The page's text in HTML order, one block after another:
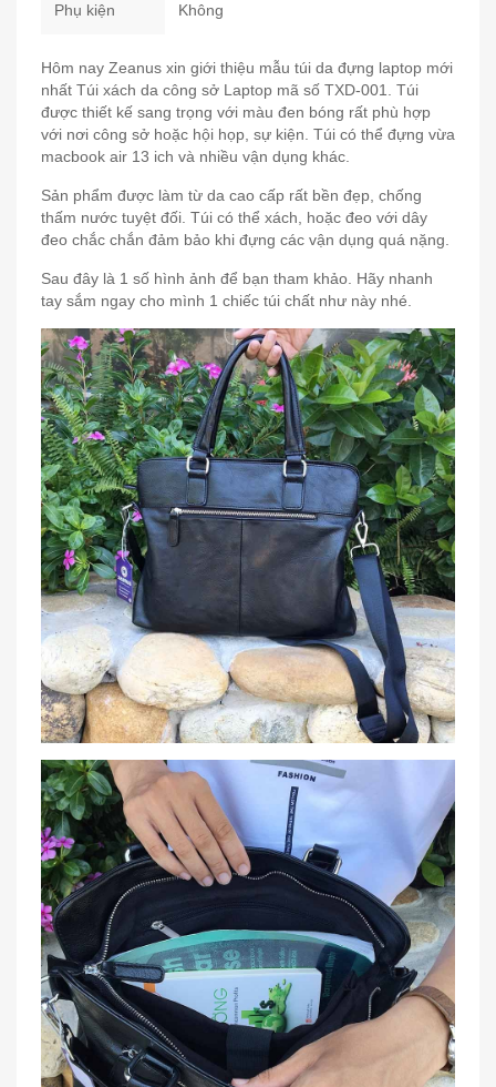
Phụ kiện Không
Hôm nay Zeanus xin giới thiệu mẫu túi da đựng laptop mới
nhất Túi xách da công sở Laptop mã số TXD-001. Túi
được thiết kế sang trọng với màu đen bóng rất phù hợp
với nơi công sở hoặc hội họp, sự kiện. Túi có thể đựng vừa
macbook air 13 ich và nhiều vận dụng khác.
Sản phẩm được làm từ da cao cấp rất bền đẹp, chống
thấm nước tuyệt đối. Túi có thể xách, hoặc đeo với dây
đeo chắc chắn đảm bảo khi đựng các vận dụng quá nặng.
Sau đây là 1 số hình ảnh để bạn tham khảo. Hãy nhanh
tay sắm ngay cho mình 1 chiếc túi chất như này nhé.